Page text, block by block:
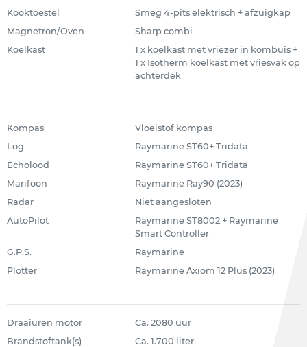
Kooktoestel
Smeg 4-pits elektrisch + afzuigkap
Magnetron/Oven
Sharp combi
Koelkast
1 x koelkast met vriezer in kombuis +
1 x Isotherm koelkast met vriesvak op
achterdek
Kompas
Vloeistof kompas
Log
Raymarine ST60+ Tridata
Echolood
Raymarine ST60+ Tridata
Marifoon
Raymarine Ray90 (2023)
Radar
Niet aangesloten
AutoPilot
Raymarine ST8002 + Raymarine
Smart Controller
G.P.S.
Raymarine
Plotter
Raymarine Axiom 12 Plus (2023)
Draaiuren motor
Ca. 2080 uur
Brandstoftank(s)
Ca. 1.700 liter